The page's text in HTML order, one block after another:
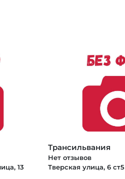
13
Трансильвания
Нет отзывов
Тверская улица, 6 ст5